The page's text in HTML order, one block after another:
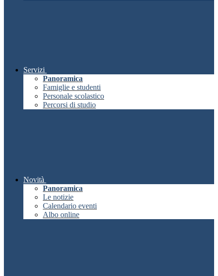
Servizi
Panoramica
Famiglie e studenti
Personale scolastico
Percorsi di studio
Novità
Panoramica
Le notizie
Calendario eventi
Albo online